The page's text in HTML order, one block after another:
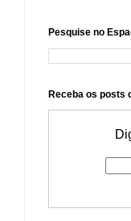
Pesquise no
Receba os posts